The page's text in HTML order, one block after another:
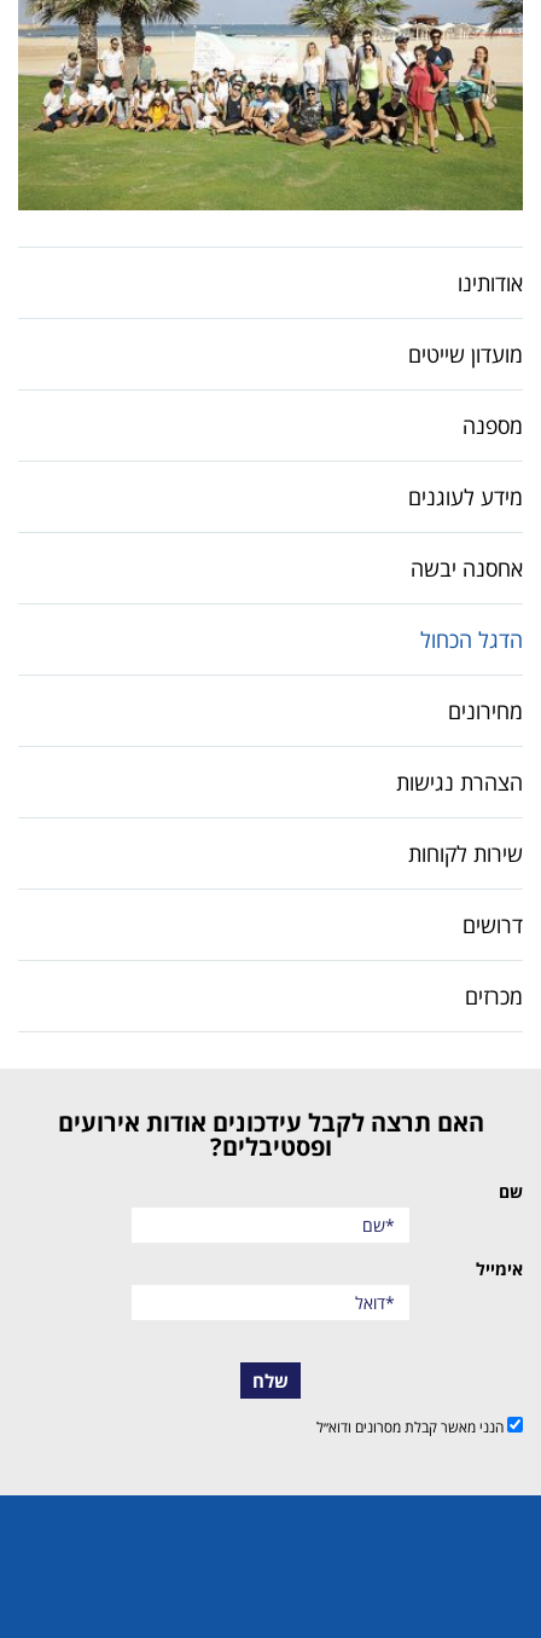
אודותינו
מועדון שייטים
מספנה
מידע לעוגנים
אחסנה יבשה
הדגל הכחול
מחירונים
הצהרת נגישות
שירות לקוחות
דרושים
מכרזים
האם תרצה לקבל עידכונים אודות אירועים
ופסטיבלים?
שם
אימייל
שלח
הנני מאשר קבלת מסרונים ודוא״ל